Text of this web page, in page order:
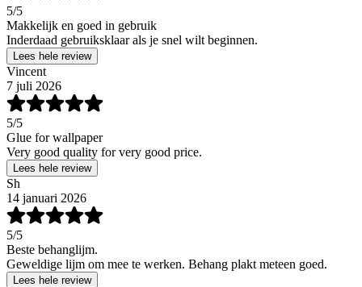
5/5
Makkelijk en goed in gebruik
Inderdaad gebruiksklaar als je snel wilt beginnen.
Lees hele review
Vincent
7 juli 2026
5/5
Glue for wallpaper
Very good quality for very good price.
Lees hele review
Sh
14 januari 2026
5/5
Beste behanglijm.
Geweldige lijm om mee te werken. Behang plakt meteen goed.
Lees hele review